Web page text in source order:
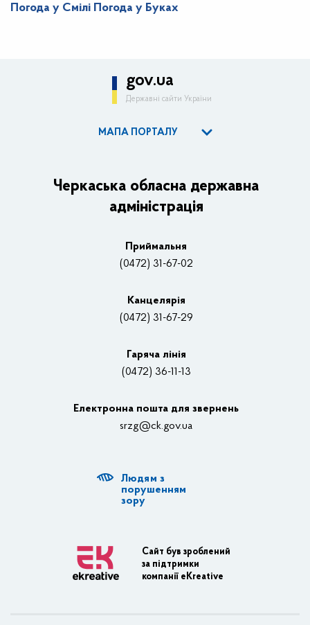
Погода у Смілі Погода у Буках
gov.ua
Державні сайти України
МАПА ПОРТАЛУ
Керівництво адміністрації
Основні завдання та нормативно-правові засади
Нагороди
Контакти
Відеотрансляції
Структурні підрозділи ОДА
Діяльність ОДА
Транспортна інфраструктура
Черкаська обласна державна
адміністрація
Приймальня
(0472) 31-67-02
Канцелярiя
(0472) 31-67-29
Гаряча лінія
(0472) 36-11-13
Електронна пошта для звернень
srzg@ck.gov.ua
Людям з
порушенням
зору
Сайт був зроблений
за підтримки
компанії eKreative